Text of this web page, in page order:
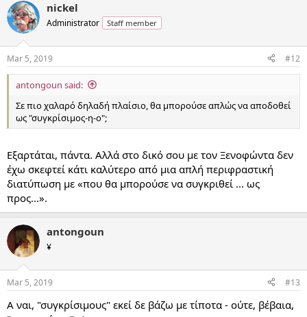
nickel
Administrator Staff member
Mar 5, 2019 #12
antongoun said:
Σε πιο χαλαρό δηλαδή πλαίσιο, θα μπορούσε απλώς να αποδοθεί
ως "συγκρίσιμος-η-ο";
Εξαρτάται, πάντα. Αλλά στο δικό σου με τον Ξενοφώντα δεν
έχω σκεφτεί κάτι καλύτερο από μια απλή περιφραστική
διατύπωση με «που θα μπορούσε να συγκριθεί ... ως
προς...».
antongoun
¥
Mar 5, 2019 #13
Α ναι, "συγκρίσιμους" εκεί δε βάζω με τίποτα - ούτε, βέβαια,